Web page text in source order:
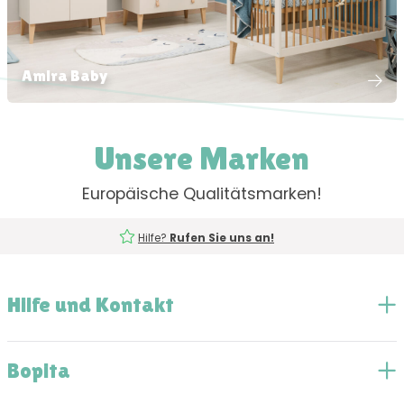
Amira Baby
Unsere Marken
Europäische Qualitätsmarken!
Hilfe? Rufen Sie uns an!
Hilfe und Kontakt
Bopita